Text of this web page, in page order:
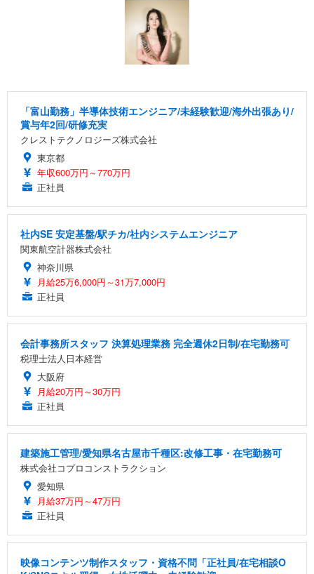
「富山勤務」半導体技術エンジニア/未経験歓迎/海外出張あり/
賞与年2回/研修充実
クレストテクノロジーズ株式会社
東京都
年収600万円～770万円
正社員
社内SE 安定基盤/駅チカ/社内システムエンジニア
関東航空計器株式会社
神奈川県
月給25万6,000円～31万7,000円
正社員
会計事務所スタッフ 決算処理業務 完全週休2日制/在宅勤務可
税理士法人日本経営
大阪府
月給20万円～30万円
正社員
建築施工管理/愛知県名古屋市千種区:改修工事・在宅勤務可
株式会社コプロコンストラクション
愛知県
月給37万円～47万円
正社員
映像コンテンツ制作スタッフ・資格不問「正社員/在宅相談O